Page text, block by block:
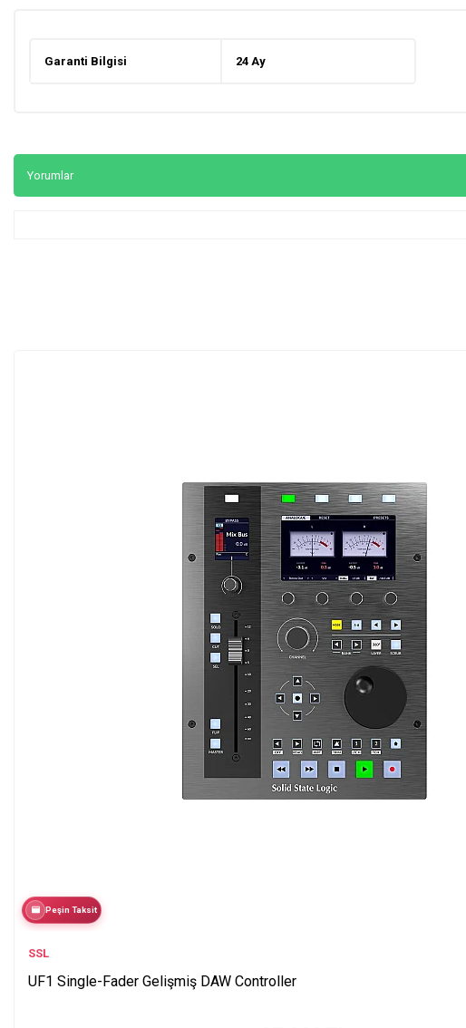
Garanti Bilgisi 24 Ay
Yorumlar
Peşin Taksit
SSL
UF1 Single-Fader Gelişmiş DAW Controller